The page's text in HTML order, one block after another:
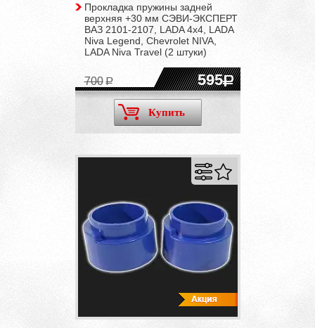
Прокладка пружины задней
верхняя +30 мм СЭВИ-ЭКСПЕРТ
ВАЗ 2101-2107, LADA 4x4, LADA
Niva Legend, Chevrolet NIVA,
LADA Niva Travel (2 штуки)
595
700
Купить